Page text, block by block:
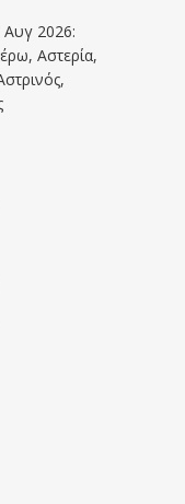
2026:
Αστερία,